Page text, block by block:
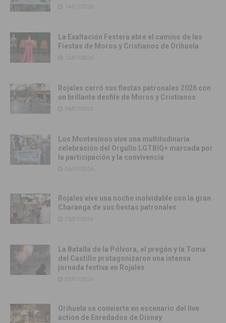
14/07/2026
La Exaltación Festera abre el camino de las
Fiestas de Moros y Cristianos de Orihuela
12/07/2026
Rojales cerró sus fiestas patronales 2026 con
un brillante desfile de Moros y Cristianos
06/07/2026
Los Montesinos vive una multitudinaria
celebración del Orgullo LGTBIQ+ marcada por
la participación y la convivencia
06/07/2026
Rojales vive una noche inolvidable con la gran
Charanga de sus fiestas patronales
05/07/2026
La Batalla de la Pólvora, el pregón y la Toma
del Castillo protagonizaron una intensa
jornada festiva en Rojales
03/07/2026
Orihuela se convierte en escenario del live
action de Enredados de Disney